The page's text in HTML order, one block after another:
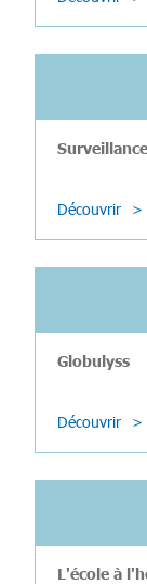
Surveillance
Découvrir
Globulyss
Découvrir
L'école à